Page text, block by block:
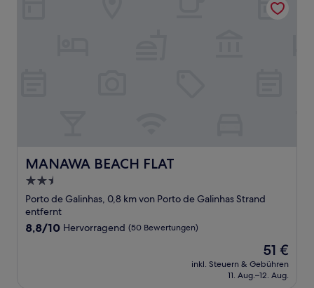
MANAWA BEACH FLAT
MANAWA BEACH FLAT
2.5-
Sterne-
Unterkunft
Porto de Galinhas, 0,8 km von Porto de Galinhas Strand
entfernt
8.8
8,8/10 Hervorragend (50 Bewertungen)
Der
Preis
beträgt
51 €
inkl. Steuern & Gebühren
11. Aug.–12. Aug.